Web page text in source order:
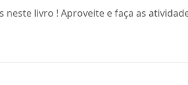
livro ! Aproveite e faça as